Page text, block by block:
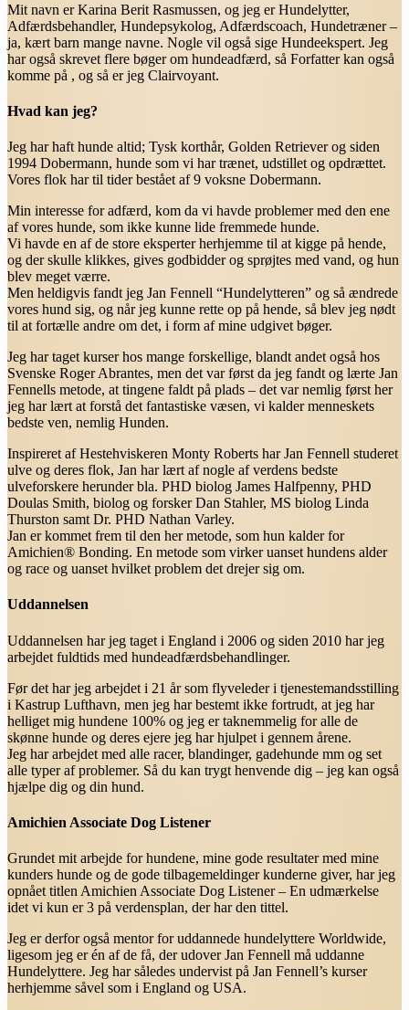
Mit navn er Karina Berit Rasmussen, og jeg er Hundelytter,
Adfærdsbehandler, Hundepsykolog, Adfærdscoach, Hundetræner –
ja, kært barn mange navne. Nogle vil også sige Hundeekspert. Jeg
har også skrevet flere bøger om hundeadfærd, så Forfatter kan også
komme på , og så er jeg Clairvoyant.
Hvad kan jeg?
Jeg har haft hunde altid; Tysk korthår, Golden Retriever og siden
1994 Dobermann, hunde som vi har trænet, udstillet og opdrættet.
Vores flok har til tider bestået af 9 voksne Dobermann.
Min interesse for adfærd, kom da vi havde problemer med den ene
af vores hunde, som ikke kunne lide fremmede hunde.
Vi havde en af de store eksperter herhjemme til at kigge på hende,
og der skulle klikkes, gives godbidder og sprøjtes med vand, og hun
blev meget værre.
Men heldigvis fandt jeg Jan Fennell “Hundelytteren” og så ændrede
vores hund sig, og når jeg kunne rette op på hende, så blev jeg nødt
til at fortælle andre om det, i form af mine udgivet bøger.
Jeg har taget kurser hos mange forskellige, blandt andet også hos
Svenske Roger Abrantes, men det var først da jeg fandt og lærte Jan
Fennells metode, at tingene faldt på plads – det var nemlig først her
jeg har lært at forstå det fantastiske væsen, vi kalder menneskets
bedste ven, nemlig Hunden.
Inspireret af Hestehviskeren Monty Roberts har Jan Fennell studeret
ulve og deres flok, Jan har lært af nogle af verdens bedste
ulveforskere herunder bla. PHD biolog James Halfpenny, PHD
Doulas Smith, biolog og forsker Dan Stahler, MS biolog Linda
Thurston samt Dr. PHD Nathan Varley.
Jan er kommet frem til den her metode, som hun kalder for
Amichien® Bonding. En metode som virker uanset hundens alder
og race og uanset hvilket problem det drejer sig om.
Uddannelsen
Uddannelsen har jeg taget i England i 2006 og siden 2010 har jeg
arbejdet fuldtids med hundeadfærdsbehandlinger.
Før det har jeg arbejdet i 21 år som flyveleder i tjenestemandsstilling
i Kastrup Lufthavn, men jeg har bestemt ikke fortrudt, at jeg har
helliget mig hundene 100% og jeg er taknemmelig for alle de
skønne hunde og deres ejere jeg har hjulpet i gennem årene.
Jeg har arbejdet med alle racer, blandinger, gadehunde mm og set
alle typer af problemer. Så du kan trygt henvende dig – jeg kan også
hjælpe dig og din hund.
Amichien Associate Dog Listener
Grundet mit arbejde for hundene, mine gode resultater med mine
kunders hunde og de gode tilbagemeldinger kunderne giver, har jeg
opnået titlen Amichien Associate Dog Listener – En udmærkelse
idet vi kun er 3 på verdensplan, der har den tittel.
Jeg er derfor også mentor for uddannede hundelyttere Worldwide,
ligesom jeg er én af de få, der udover Jan Fennell må uddanne
Hundelyttere. Jeg har således undervist på Jan Fennell’s kurser
herhjemme såvel som i England og USA.